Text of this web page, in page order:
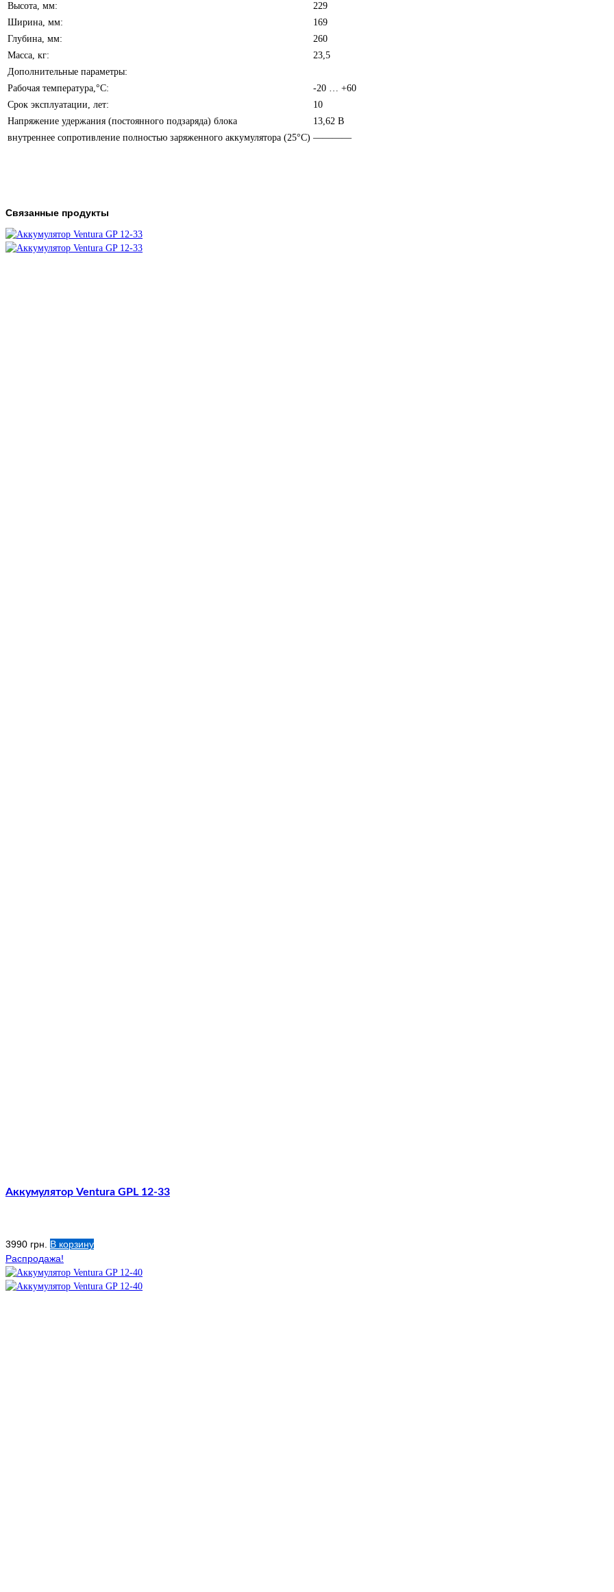
Высота, мм:
229
Ширина, мм:
169
Глубина, мм:
260
Масса, кг:
23,5
Дополнительные параметры:
Рабочая температура,°С:
-20 … +60
Срок эксплуатации, лет:
10
Напряжение удержания (постоянного подзаряда) блока
13,62 В
внутреннее сопротивление полностью заряженного аккумулятора (25°С) ————
Связанные продукты
Аккумулятор Ventura GPL 12-33
3990 грн. В корзину
Распродажа!